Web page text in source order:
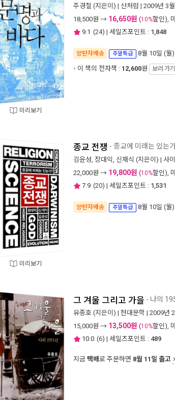
미리보기
주경철 (지은이) | 산처럼 | 2009년 3월
18,500원 → 16,650원 (10%할인),
9.1 (24) | 세일즈포인트 : 1,848
양탄자배송 주말특급 8월 10일 (월
이 책의 전자책 : 12,600원 보러 가기
미리보기
종교 전쟁 - 종교에 미래는 있는
김윤성 장대익 신재식 (지은이) | 사
22,000원 → 19,800원 (10%할인),
7.9 (20) | 세일즈포인트 : 1,531
양탄자배송 주말특급 8월 10일 (월
그 겨울 그리고 가을 - 나의
유종호 (지은이) | 현대문학 | 2009년
15,000원 → 13,500원 (10%할인),
10.0 (6) | 세일즈포인트 : 489
지금 택배로 주문하면 8월 11일 출고